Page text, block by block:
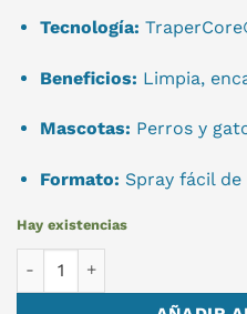
Tecnología:
Beneficios: Limpia,
Mascotas: Perros y
Formato: Spray fácil
Hay existencias